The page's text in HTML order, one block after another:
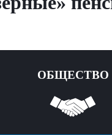
ОБЩЕСТВО